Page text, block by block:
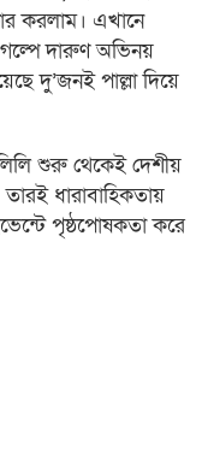
করলাম। এখানে
দারুণ অভিনয়
দু’জনই পাল্লা দিয়ে
লিলি শুরু থেকেই দেশীয়
ধারাবাহিকতায়
পৃষ্ঠপোষকতা করে